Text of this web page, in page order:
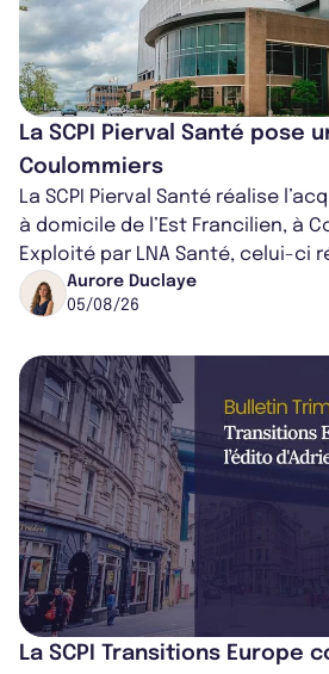
La SCPI Pierval Santé pose
Coulommiers
La SCPI Pierval Santé réalise
à domicile de l’Est Francilien, à
Exploité par LNA Santé, celui-ci
médical croissant, qui s...
Aurore Duclaye
05/08/26
La SCPI Transitions Europe